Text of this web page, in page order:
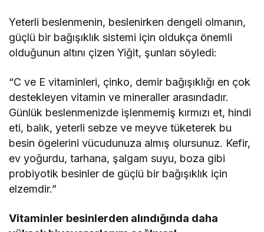
Yeterli beslenmenin, beslenirken dengeli olmanın,
güçlü bir bağışıklık sistemi için oldukça önemli
olduğunun altını çizen Yiğit, şunları söyledi:
“C ve E vitaminleri, çinko, demir bağışıklığı en çok
destekleyen vitamin ve mineraller arasındadır.
Günlük beslenmenizde işlenmemiş kırmızı et, hindi
eti, balık, yeterli sebze ve meyve tüketerek bu
besin ögelerini vücudunuza almış olursunuz. Kefir,
ev yoğurdu, tarhana, şalgam suyu, boza gibi
probiyotik besinler de güçlü bir bağışıklık için
elzemdir.”
Vitaminler besinlerden alındığında daha